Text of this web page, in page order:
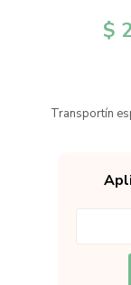
$
Transportín